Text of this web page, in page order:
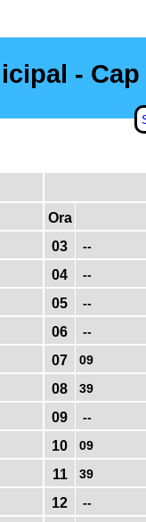
-
Ora
03 --
04 --
05 --
06 --
07 09
08 39
09 --
10 09
11 39
12 --